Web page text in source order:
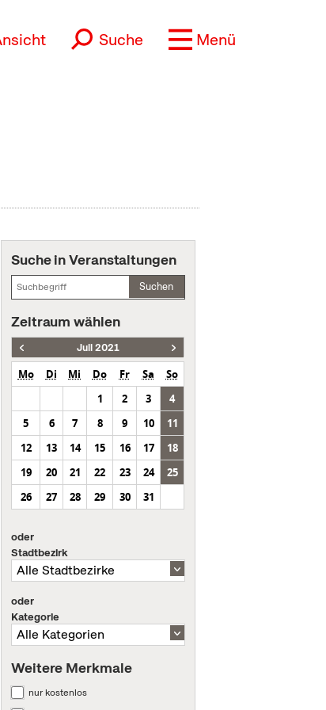
Suche Menü
Suche in Veranstaltungen
Suchen
Zeitraum wählen
Juli 2021
Mo Di Mi Do Fr Sa
So
1
2 3
4
5
6 7 8 9 10
11
12
13 14 15 16 17
18
19
20 21 22 23 24
25
26
27 28 29 30 31
oder
Stadtbezirk
oder
Kategorie
Weitere Merkmale
nur kostenlos